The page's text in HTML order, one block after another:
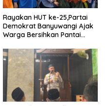
Rayakan HUT ke-25,Partai
Demokrat Banyuwangi Ajak
Warga Bersihkan Pantai